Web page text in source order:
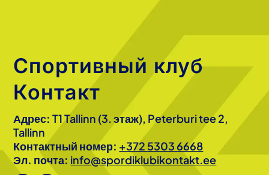
Спортивный клуб
Контакт
Адрес: T1 Tallinn (3. этаж), Peterburi tee 2,
Tallinn
Контактный номер: +372 5303 6668
Эл. почта: info@spordiklubikontakt.ee